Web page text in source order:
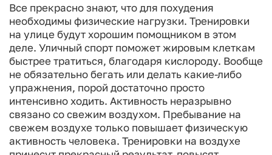
Все прекрасно знают, что для похудения
необходимы физические нагрузки. Тренировки
на улице будут хорошим помощником в этом
деле. Уличный спорт поможет жировым клеткам
быстрее тратиться, благодаря кислороду. Вообще
не обязательно бегать или делать какие-либо
упражнения, порой достаточно просто
интенсивно ходить. Активность неразрывно
связано со свежим воздухом. Пребывание на
свежем воздухе только повышает физическую
активность человека. Тренировки на воздухе